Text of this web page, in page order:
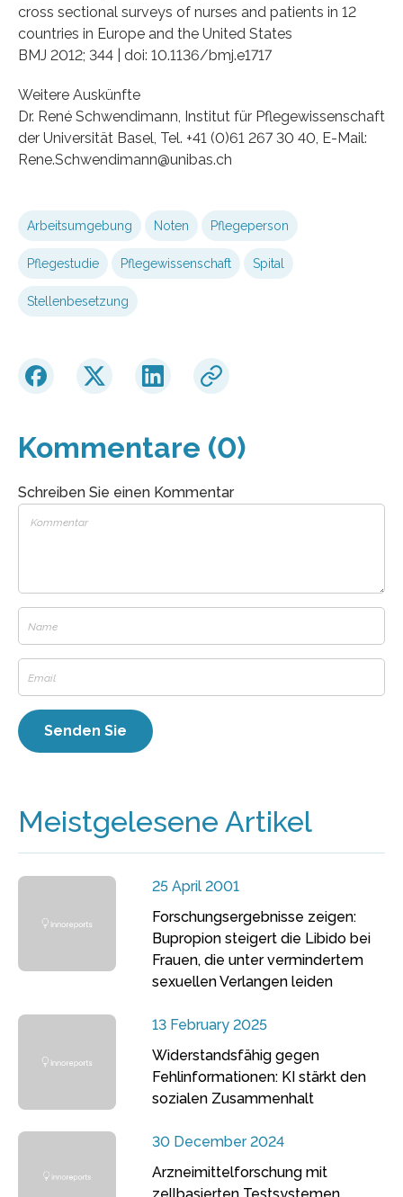
cross sectional surveys of nurses and patients in 12
countries in Europe and the United States
BMJ 2012; 344 | doi: 10.1136/bmj.e1717
Weitere Auskünfte
Dr. René Schwendimann, Institut für Pflegewissenschaft
der Universität Basel, Tel. +41 (0)61 267 30 40, E-Mail:
Rene.Schwendimann@unibas.ch
Arbeitsumgebung Noten Pflegeperson
Pflegestudie Pflegewissenschaft Spital
Stellenbesetzung
Kommentare (0)
Schreiben Sie einen Kommentar
Meistgelesene Artikel
25 April 2001
Forschungsergebnisse zeigen:
Bupropion steigert die Libido bei
Frauen, die unter vermindertem
sexuellen Verlangen leiden
13 February 2025
Widerstandsfähig gegen
Fehlinformationen: KI stärkt den
sozialen Zusammenhalt
30 December 2024
Arzneimittelforschung mit
zellbasierten Testsystemen